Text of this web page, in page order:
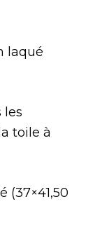
laqué
les
toile à
(37×41,50